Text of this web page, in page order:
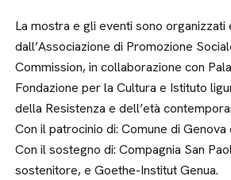
La mostra e gli eventi sono organizzati
dall’Associazione di Promozione
Commission, in collaborazione con
Fondazione per la Cultura e Istituto
della Resistenza e dell’età
Con il patrocinio di: Comune di Genova
Con il sostegno di: Compagnia San
sostenitore, e Goethe-Institut Genua.